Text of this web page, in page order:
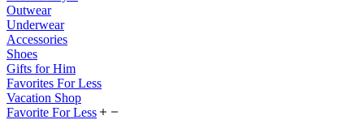
Outwear
Underwear
Accessories
Shoes
Gifts for Him
Favorites For Less
Vacation Shop
Favorite For Less